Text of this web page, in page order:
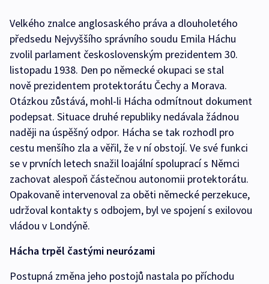
Velkého znalce anglosaského práva a dlouholetého
předsedu Nejvyššího správního soudu Emila Háchu
zvolil parlament československým prezidentem 30.
listopadu 1938. Den po německé okupaci se stal
nově prezidentem protektorátu Čechy a Morava.
Otázkou zůstává, mohl-li Hácha odmítnout dokument
podepsat. Situace druhé republiky nedávala žádnou
naději na úspěšný odpor. Hácha se tak rozhodl pro
cestu menšího zla a věřil, že v ní obstojí. Ve své funkci
se v prvních letech snažil loajální spoluprací s Němci
zachovat alespoň částečnou autonomii protektorátu.
Opakovaně intervenoval za oběti německé perzekuce,
udržoval kontakty s odbojem, byl ve spojení s exilovou
vládou v Londýně.
Hácha trpěl častými neurózami
Postupná změna jeho postojů nastala po příchodu